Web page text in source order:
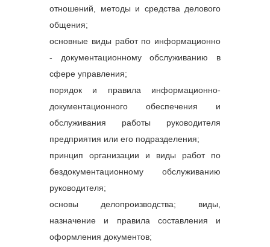
отношений, методы и средства делового
общения;
основные виды работ по информационно
- документационному обслуживанию в
сфере управления;
порядок и правила информационно-
документационного обеспечения и
обслуживания работы руководителя
предприятия или его подразделения;
принцип организации и виды работ по
бездокументационному обслуживанию
руководителя;
основы делопроизводства; виды,
назначение и правила составления и
оформления документов;